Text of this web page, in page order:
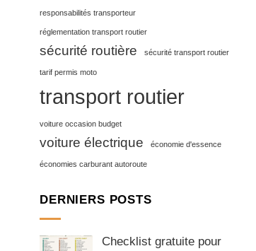
responsabilités transporteur
réglementation transport routier
sécurité routière sécurité transport routier
tarif permis moto
transport routier
voiture occasion budget
voiture électrique économie d'essence
économies carburant autoroute
DERNIERS POSTS
Checklist gratuite pour